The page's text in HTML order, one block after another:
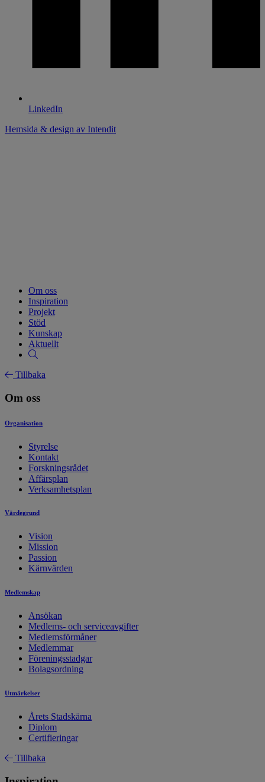
LinkedIn
Hemsida & design av Intendit
Om oss
Inspiration
Projekt
Stöd
Kunskap
Aktuellt
Tillbaka
Om oss
Organisation
Styrelse
Kontakt
Forskningsrådet
Affärsplan
Verksamhetsplan
Värdegrund
Vision
Mission
Passion
Kärnvärden
Medlemskap
Ansökan
Medlems- och serviceavgifter
Medlemsförmåner
Medlemmar
Föreningsstadgar
Bolagsordning
Utmärkelser
Årets Stadskärna
Diplom
Certifieringar
Tillbaka